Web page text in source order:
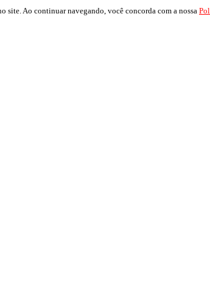
site. Ao continuar navegando, você concorda com a nossa